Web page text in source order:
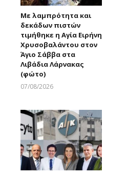
Με λαμπρότητα και
δεκάδων πιστών
τιμήθηκε η Αγία Ειρήνη
Χρυσοβαλάντου στον
Άγιο Σάββα στα
Λιβάδια Λάρνακας
(φώτο)
07/08/2026